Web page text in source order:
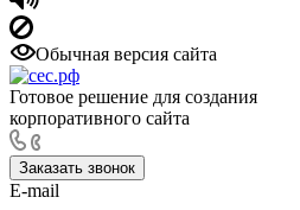
Обычная версия сайта
Готовое решение для создания
корпоративного сайта
Заказать звонок
E-mail